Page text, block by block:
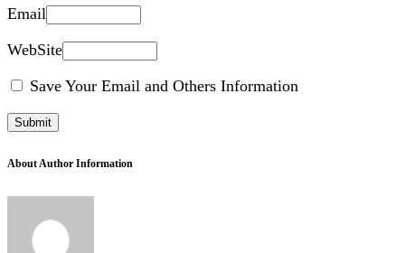
Email
WebSite
Save Your Email and Others Information
About Author Information